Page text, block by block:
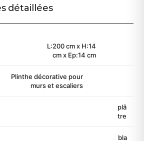
détaillées
L:200 cm x H:14
cm x Ep:14 cm
Plinthe décorative pour
murs et escaliers
plâ
tre
bla